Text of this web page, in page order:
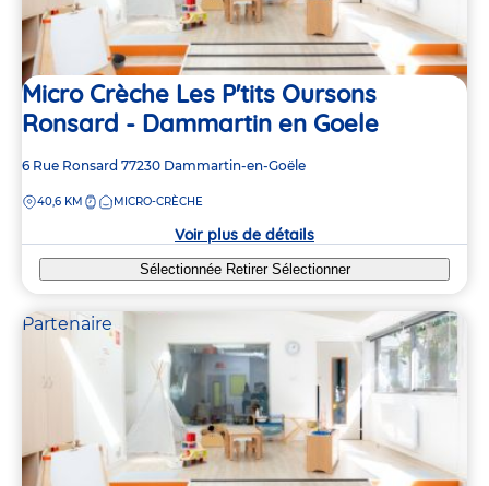
Micro Crèche Les P'tits Oursons
Ronsard - Dammartin en Goele
Adresse
la
6 Rue Ronsard 77230 Dammartin-en-Goële
DISTANCE
40,6 KM MICRO-CRÈCHE
Voir plus de détails
Sélectionnée Retirer Sélectionner
Partenaire